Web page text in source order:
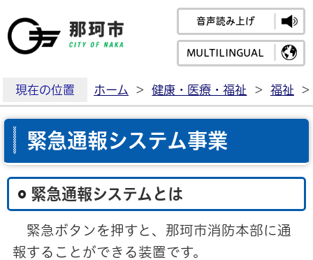
那珂市公式ホームペ
音声読み上げ
MULTILINGUAL
現在の位置 ホーム > 健康・医療・福祉 > 福祉 >
緊急通報システム事業
緊急通報システムとは
緊急ボタンを押すと、那珂市消防本部に通
報することができる装置です。